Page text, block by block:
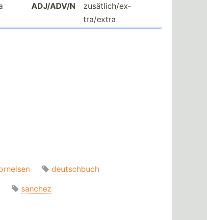
ADJ/ADV/N
zusätl­ich­/ex­
tra­/extra
deutschbuch
sanchez